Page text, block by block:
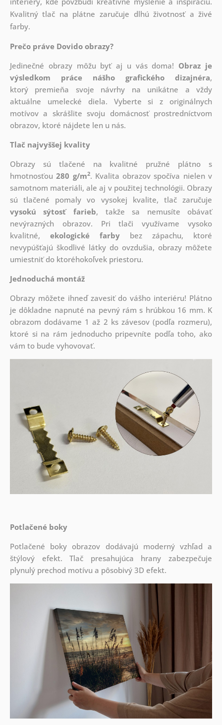
Kvalitný tlač na plátne zaručuje dlhú životnosť a živé
farby.
Prečo práve Dovido obrazy?
Jedinečné obrazy môžu byť aj u vás doma! Obraz je
výsledkom práce nášho grafického dizajnéra,
ktorý premieňa svoje návrhy na unikátne a vždy
aktuálne umelecké diela. Vyberte si z originálnych
motívov a skrášlite svoju domácnosť prostredníctvom
obrazov, ktoré nájdete len u nás.
Tlač najvyššej kvality
Obrazy sú tlačené na kvalitné pružné plátno s
hmotnosťou280 g/m2. Kvalita obrazov spočíva nielen v
samotnom materiáli, ale aj v použitej technológii. Obrazy
sú tlačené pomaly vo vysokej kvalite, tlač zaručuje
vysokú sýtosť farieb, takže sa nemusíte obávať
nevýrazných obrazov. Pri tlači využívame vysoko
kvalitné, ekologické farby bez zápachu, ktoré
nevypúšťajú škodlivé látky do ovzdušia, obrazy môžete
umiestniť do ktoréhokoľvek priestoru.
Jednoduchá montáž
Obrazy môžete ihneď zavesiť do vášho interiéru! Plátno
je dôkladne napnuté na pevný rám s hrúbkou 16 mm. K
obrazom dodávame 1 až 2 ks závesov (podľa rozmeru),
ktoré si na rám jednoducho pripevníte podľa toho, ako
vám to bude vyhovovať.
Potlačené boky
Potlačené boky obrazov dodávajú moderný vzhľad a
štýlový efekt. Tlač presahujúca hrany zabezpečuje
plynulý prechod motívu a pôsobivý 3D efekt.